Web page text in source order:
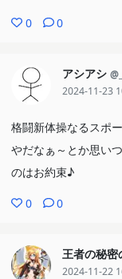
0 0
アシアシ
2024-11-23
格闘新体操なるスポ
やだなぁ～とか思い
のはお約束♪
0 0
王者の秘
2024-11-22